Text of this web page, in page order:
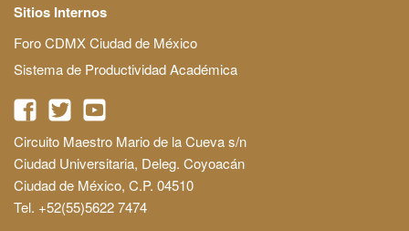
Sitios Internos
Foro CDMX Ciudad de México
Sistema de Productividad Académica
Circuito Maestro Mario de la Cueva s/n
Ciudad Universitaria, Deleg. Coyoacán
Ciudad de México, C.P. 04510
Tel. +52(55)5622 7474